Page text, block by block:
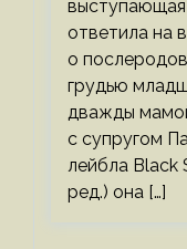
ответила на
о
грудью
дважды
с супругом
лейбла Black
ред.) она […]